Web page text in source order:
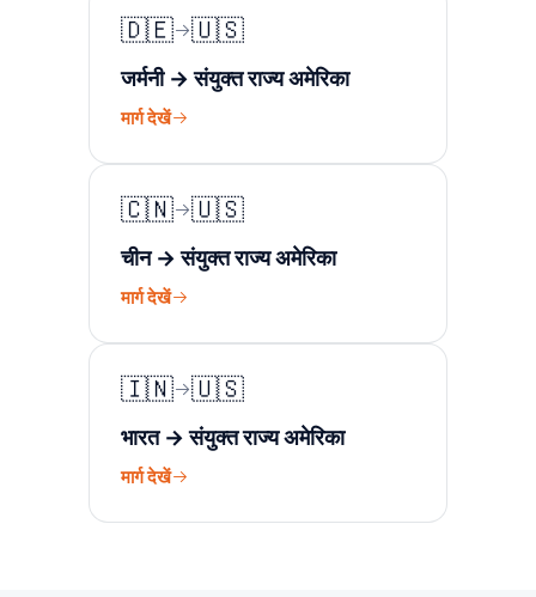
🇩🇪 🇺🇸
जर्मनी → संयुक्त राज्य अमेरिका
मार्ग देखें
🇨🇳 🇺🇸
चीन → संयुक्त राज्य अमेरिका
मार्ग देखें
🇮🇳 🇺🇸
भारत → संयुक्त राज्य अमेरिका
मार्ग देखें